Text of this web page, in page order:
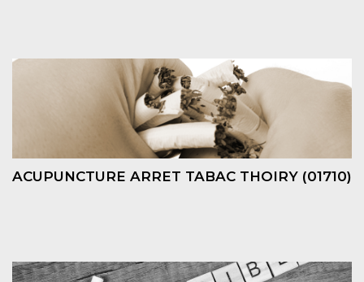
ACUPUNCTURE ARRET TABAC THOIRY (01710)